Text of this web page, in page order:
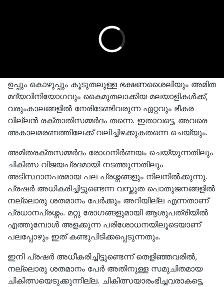
ഉപ്പും കൊഴുപ്പും കൂടുതലുള്ള ഭക്ഷണശൈലിയും അമിത
മദ്യവിനിയോഗവും കൈമുതലാക്കിയ മലയാളികൾക്ക്‌,
വരുംകാലങ്ങളിൽ നേരിടേണ്ടിവരുന്ന ഏറ്റവും ഭീകര
വില്ലൻ രക്താതിസമ്മർദം തന്നെ. ഇതാവട്ടെ, അവരെ
അകാലമരണത്തിലേക്ക്‌ വലിച്ചിഴക്കുകതന്നെ ചെയ്യും.
അമിതരക്തസമ്മർദം രോഗനിർണയം ചെയ്യുന്നതിലും
ചികിത്സ വിജയപ്രദമായി നടത്തുന്നതിലും
അടിസ്ഥാനപരമായ പല പ്രശ്നങ്ങളും നിലനിൽക്കുന്നു.
പ്രഷർ അധികരിച്ചിട്ടുണ്ടെന്ന വസ്തുത പൊതുജനങ്ങളിൽ
നല്ലൊരു ശതമാനം പേർക്കും അറിയില്ല എന്നതാണ്‌
പ്രധാനപ്രശ്നം. മറ്റു രോഗങ്ങളുമായി ആശുപത്രിയിൽ
എത്തുമ്പോൾ അളക്കുന്ന പരിശോധനയിലൂടെയാണ്‌
പലപ്പോഴും ഇത്‌ കണ്ടുപിടിക്കപ്പെടുന്നതും.
ഇനി പ്രഷർ അധീകരിച്ചിട്ടുണ്ടെന്ന്‌ തെളിഞ്ഞവരിൽ,
നല്ലൊരു ശതമാനം പേർ അതിനുള്ള സമുചിതമായ
ചികിത്സയെടുക്കുന്നില്ല. ചികിത്സയാരംഭിച്ചവരാകട്ടെ,